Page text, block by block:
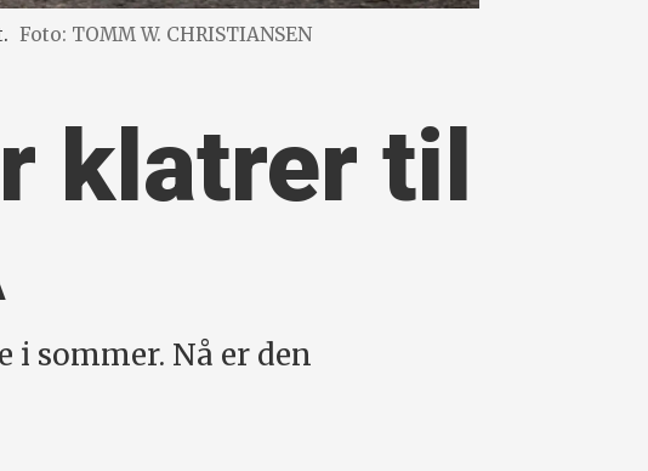
Foto: TOMM W. CHRISTIANSEN
klatrer til
sommer. Nå er den